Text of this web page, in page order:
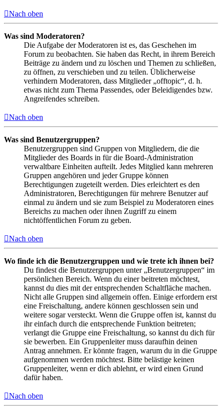
Nach oben
Was sind Moderatoren?
Die Aufgabe der Moderatoren ist es, das Geschehen im
Forum zu beobachten. Sie haben das Recht, in ihrem Bereich
Beiträge zu ändern und zu löschen und Themen zu schließen,
zu öffnen, zu verschieben und zu teilen. Üblicherweise
verhindern Moderatoren, dass Mitglieder „offtopic“, d. h.
etwas nicht zum Thema Passendes, oder Beleidigendes bzw.
Angreifendes schreiben.
Nach oben
Was sind Benutzergruppen?
Benutzergruppen sind Gruppen von Mitgliedern, die die
Mitglieder des Boards in für die Board-Administration
verwaltbare Einheiten aufteilt. Jedes Mitglied kann mehreren
Gruppen angehören und jeder Gruppe können
Berechtigungen zugeteilt werden. Dies erleichtert es den
Administratoren, Berechtigungen für mehrere Benutzer auf
einmal zu ändern und sie zum Beispiel zu Moderatoren eines
Bereichs zu machen oder ihnen Zugriff zu einem
nichtöffentlichen Forum zu geben.
Nach oben
Wo finde ich die Benutzergruppen und wie trete ich ihnen bei?
Du findest die Benutzergruppen unter „Benutzergruppen“ im
persönlichen Bereich. Wenn du einer beitreten möchtest,
kannst du dies mit der entsprechenden Schaltfläche machen.
Nicht alle Gruppen sind allgemein offen. Einige erfordern erst
eine Freischaltung, andere können geschlossen sein und
weitere sogar versteckt. Wenn die Gruppe offen ist, kannst du
ihr einfach durch die entsprechende Funktion beitreten;
verlangt die Gruppe eine Freischaltung, so kannst du dich für
sie bewerben. Ein Gruppenleiter muss daraufhin deinen
Antrag annehmen. Er könnte fragen, warum du in die Gruppe
aufgenommen werden möchtest. Bitte belästige keinen
Gruppenleiter, wenn er dich ablehnt, er wird einen Grund
dafür haben.
Nach oben